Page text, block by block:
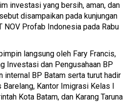
investasi yang bersih, aman, dan
disampaikan pada kunjungan
NOV Profab Indonesia pada Rabu
langsung oleh Fary Francis,
Investasi dan Pengusahaan BP
internal BP Batam serta turut hadir
Kantor Imigrasi Kelas I
Kota Batam, dan Karang Taruna